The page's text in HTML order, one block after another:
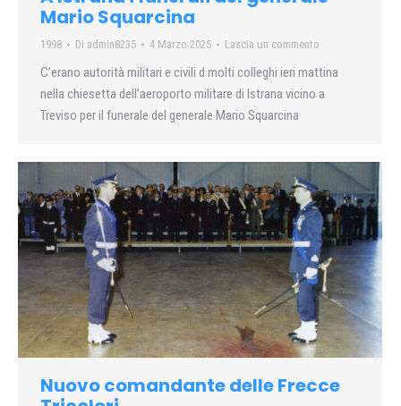
Mario Squarcina
1998 Di admin8235 4 Marzo 2025 Lascia un commento
C’erano autorità militari e civili d molti colleghi ieri mattina
nella chiesetta dell’aeroporto militare di Istrana vicino a
Treviso per il funerale del generale Mario Squarcina
Nuovo comandante delle Frecce